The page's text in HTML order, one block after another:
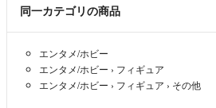
同一カテゴリの商品
エンタメ/ホビー
エンタメ/ホビー › フィギュア
エンタメ/ホビー › フィギュア › その他